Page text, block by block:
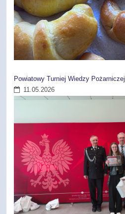
Powiatowy Turniej Wiedzy Pożarniczej
11.05.2026